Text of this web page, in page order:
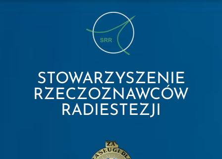
STOWARZYSZENIE
RZECZOZNAWCÓW
RADIESTEZJI